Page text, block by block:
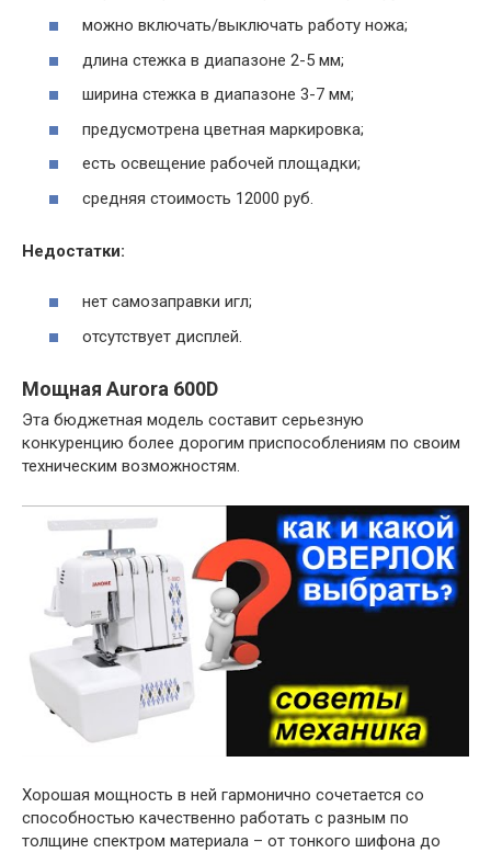
можно включать/выключать работу ножа;
длина стежка в диапазоне 2-5 мм;
ширина стежка в диапазоне 3-7 мм;
предусмотрена цветная маркировка;
есть освещение рабочей площадки;
средняя стоимость 12000 руб.
Недостатки:
нет самозаправки игл;
отсутствует дисплей.
Мощная Aurora 600D
Эта бюджетная модель составит серьезную
конкуренцию более дорогим приспособлениям по своим
техническим возможностям.
Хорошая мощность в ней гармонично сочетается со
способностью качественно работать с разным по
толщине спектром материала – от тонкого шифона до